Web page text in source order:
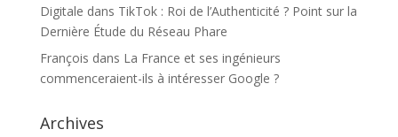
Digitale dans TikTok : Roi de l’Authenticité ? Point sur la
Dernière Étude du Réseau Phare
François dans La France et ses ingénieurs
commenceraient-ils à intéresser Google ?
Archives